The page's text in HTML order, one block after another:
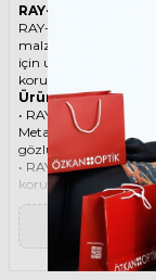
RAY-BAN 3957
RAY-BAN ikonik
malzemesi ile göz
için uygun olan bu
korunmanızı
Ürün Faydaları
• RAY-BAN 3957
Metal çerçeveye ve
gözlüğünüzün uzun
• RAY-BAN 3957
koruması sunar. Bu
korur ve göz
filtreler ve her
Paket İçeriği
• RAY-BAN 3957
• Kılıf